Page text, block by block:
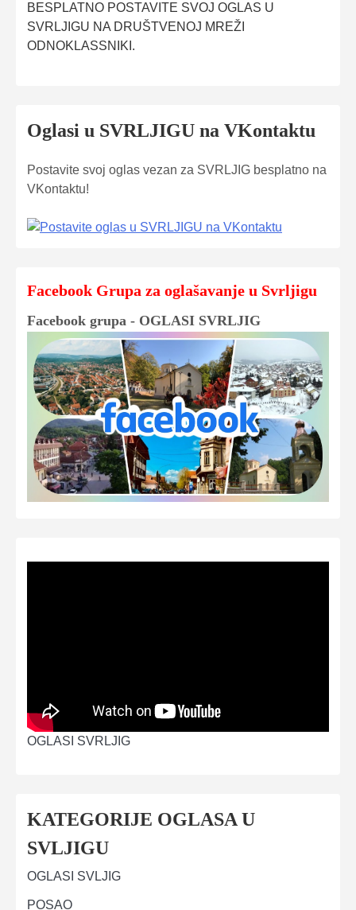
BESPLATNO POSTAVITE SVOJ OGLAS U
SVRLJIGU NA DRUŠTVENOJ MREŽI
ODNOKLASSNIKI.
Oglasi u SVRLJIGU na VKontaktu
Postavite svoj oglas vezan za SVRLJIG besplatno na
VKontaktu!
Facebook Grupa za oglašavanje u Svrljigu
Facebook grupa - OGLASI SVRLJIG
OGLASI SVRLJIG
KATEGORIJE OGLASA U
SVLJIGU
OGLASI SVLJIG
POSAO